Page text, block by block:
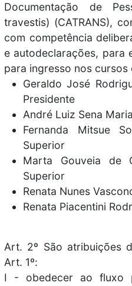
Documentação de
travestis) (CATRANS),
com competência
e autodeclarações, para
para ingresso nos
Geraldo José
Presidente
André Luiz Sena
Fernanda Mitsue
Superior
Marta Gouveia de
Superior
Renata Nunes
Renata Piacentini
Art. 2º São atribuições
Art. 1º:
I - obedecer ao fluxo